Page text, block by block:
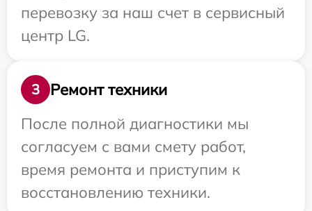
перевозку за наш счет в сервисный
центр LG.
3
Ремонт техники
После полной диагностики мы
согласуем с вами смету работ,
время ремонта и приступим к
восстановлению техники.